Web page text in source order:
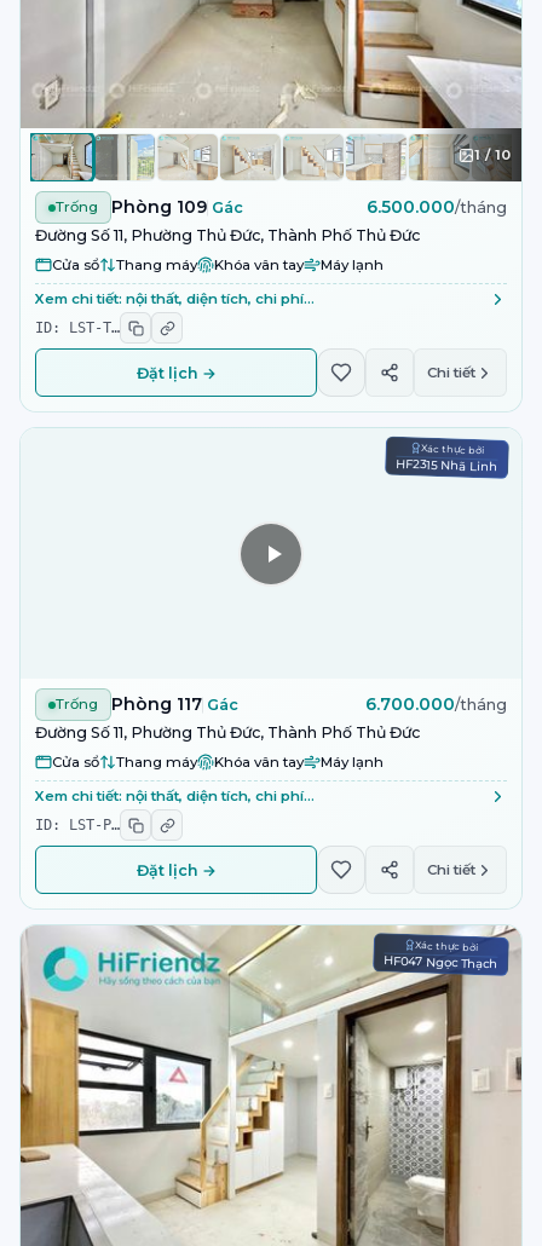
1/10
Trống Phòng 109 Gác 6.500.000/tháng
Đường Số 11, Phường Thủ Đức, Thành Phố Thủ Đức
Cửa sổ Thang máy Khóa vân tay Máy lạnh
Xem chi tiết: nội thất, diện tích, chi phí…
ID: LST-T…
Đặt lịch → Chi tiết
Xác thực bởi
HF2315 Nhã Linh
Trống Phòng 117 Gác 6.700.000/tháng
Đường Số 11, Phường Thủ Đức, Thành Phố Thủ Đức
Cửa sổ Thang máy Khóa vân tay Máy lạnh
Xem chi tiết: nội thất, diện tích, chi phí…
ID: LST-P…
Đặt lịch → Chi tiết
Xác thực bởi
HF047 Ngọc Thạch